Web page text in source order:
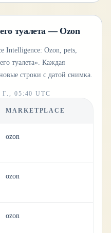
туалета — Ozon
Intelligence: Ozon, pets,
туалета». Каждая
строки с датой снимка.
05:40 UTC
MARKETPLACE
ozon
ozon
ozon